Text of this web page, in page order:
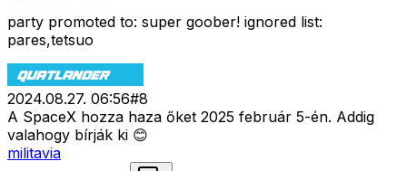
party promoted to: super goober! ignored list:
pares,tetsuo
2024.08.27. 06:56#8
A SpaceX hozza haza őket 2025 február 5-én. Addig
valahogy bírják ki 😊
militavia